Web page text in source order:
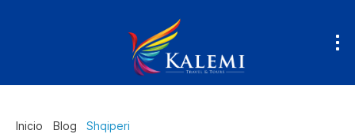
Inicio Blog Shqiperi